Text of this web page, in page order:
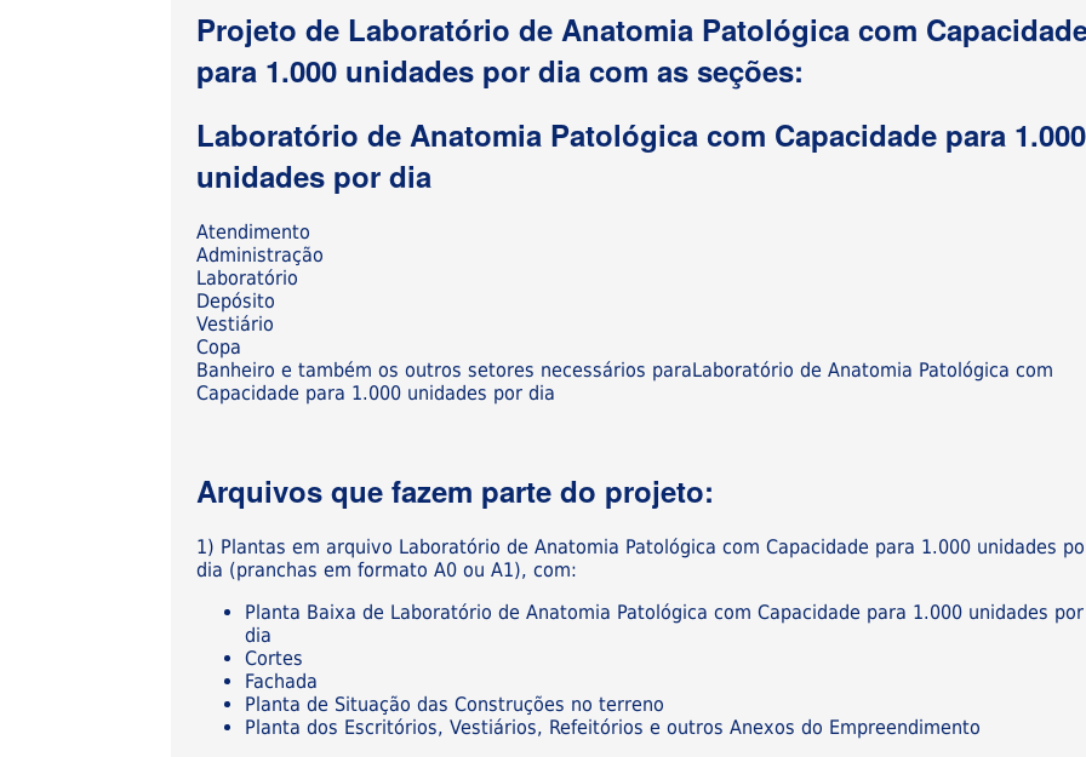
Projeto de Laboratório de Anatomia Patológica com
para 1.000 unidades por dia com as seções:
Laboratório de Anatomia Patológica com Capacidade para 1.000
unidades por dia
Atendimento
Administração
Laboratório
Depósito
Vestiário
Copa
Banheiro e também os outros setores necessários paraLaboratório de Anatomia Patológica com
Capacidade para 1.000 unidades por dia
Arquivos que fazem parte do projeto:
1) Plantas em arquivo Laboratório de Anatomia Patológica com Capacidade para 1.000 unidades
dia (pranchas em formato A0 ou A1), com:
Planta Baixa de Laboratório de Anatomia Patológica com Capacidade para 1.000 unidades por
dia
Cortes
Fachada
Planta de Situação das Construções no terreno
Planta dos Escritórios, Vestiários, Refeitórios e outros Anexos do Empreendimento